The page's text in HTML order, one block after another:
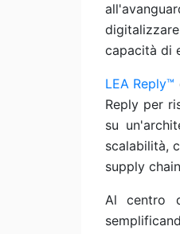
capacità di
LEA Reply™
Reply per
su
scalabilità,
supply
Al centro